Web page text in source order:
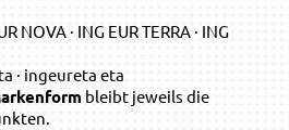
NOVA · ING EUR TERRA · ING
· ingeureta eta
bleibt jeweils die